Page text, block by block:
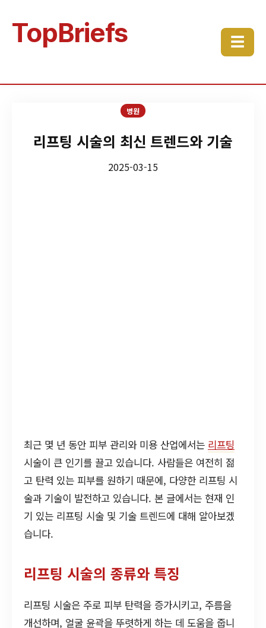
TopBriefs ☰
병원
리프팅 시술의 최신 트렌드와 기술
2025-03-15
최근 몇 년 동안 피부 관리와 미용 산업에서는 리프팅
시술이 큰 인기를 끌고 있습니다. 사람들은 여전히 젊
고 탄력 있는 피부를 원하기 때문에, 다양한 리프팅 시
술과 기술이 발전하고 있습니다. 본 글에서는 현재 인
기 있는 리프팅 시술 및 기술 트렌드에 대해 알아보겠
습니다.
리프팅 시술의 종류와 특징
리프팅 시술은 주로 피부 탄력을 증가시키고, 주름을
개선하며, 얼굴 윤곽을 뚜렷하게 하는 데 도움을 줍니